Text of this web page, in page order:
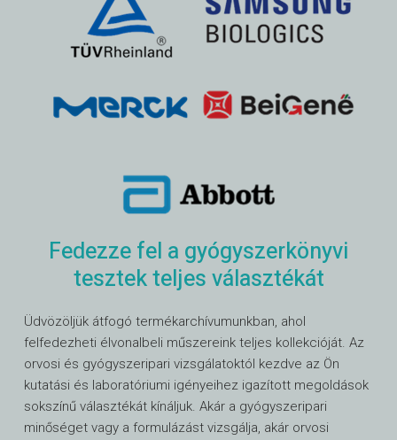
Fedezze fel a gyógyszerkönyvi
tesztek teljes választékát
Üdvözöljük átfogó termékarchívumunkban, ahol
felfedezheti élvonalbeli műszereink teljes kollekcióját. Az
orvosi és gyógyszeripari vizsgálatoktól kezdve az Ön
kutatási és laboratóriumi igényeihez igazított megoldások
sokszínű választékát kínáljuk. Akár a gyógyszeripari
minőséget vagy a formulázást vizsgálja, akár orvosi